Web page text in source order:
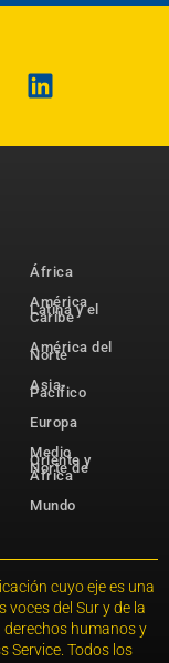
África
América
Latina y el
Caribe
América del
Norte
Asia-
Pacífico
Europa
Medio
Oriente y
Norte de
África
Mundo
cuyo eje es una
del Sur y de la
humanos y
Service. Todos los